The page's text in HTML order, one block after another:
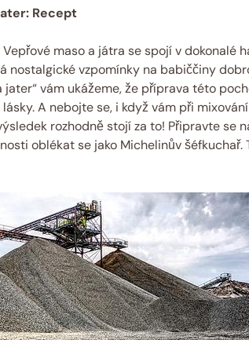
Recept
maso a játra se spojí v dokonalé
nostalgické vzpomínky na babiččiny
jater“ vám ukážeme, že příprava této
A nebojte se, i když vám při
rozhodně stojí za to! Připravte se
oblékat se jako Michelinův šéfkuchař.